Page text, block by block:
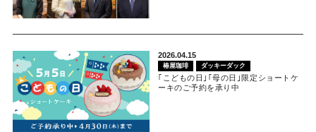
2026.04.15
椿屋珈琲 ダッキーダック
｢こどもの日｣｢母の日｣限定ショートケ
ーキのご予約を承り中